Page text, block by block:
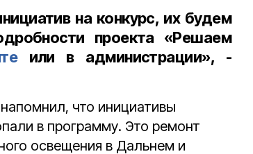
на конкурс, их будем
проекта «Решаем
или в администрации», -
что инициативы
в программу. Это ремонт
освещения в Дальнем и